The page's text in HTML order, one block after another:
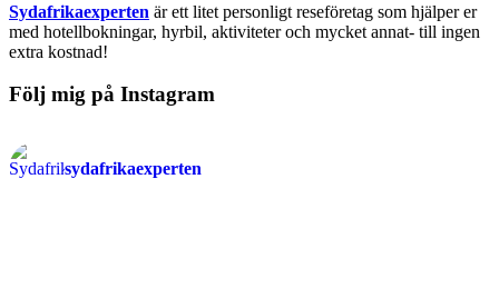
Sydafrikaexperten är ett litet personligt reseföretag som hjälper er
med hotellbokningar, hyrbil, aktiviteter och mycket annat- till ingen
extra kostnad!
Följ mig på Instagram
sydafrikaexperten